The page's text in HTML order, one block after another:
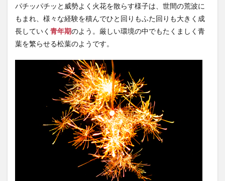
パチッパチッと威勢よく火花を散らす様子は、世間の荒波に
もまれ、様々な経験を積んでひと回りもふた回りも大きく成
長していく 青年期のよう。厳しい環境の中でもたくましく青
葉を繁らせる松葉のようです。